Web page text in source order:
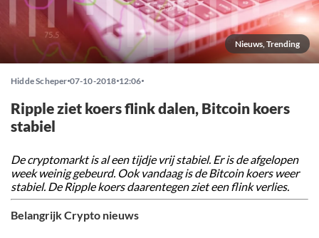
Nieuws, Trending
Hidde Scheper 07-10-2018 12:06
Ripple ziet koers flink dalen, Bitcoin koers
stabiel
De cryptomarkt is al een tijdje vrij stabiel. Er is de afgelopen
week weinig gebeurd. Ook vandaag is de Bitcoin koers weer
stabiel. De Ripple koers daarentegen ziet een flink verlies.
Belangrijk Crypto nieuws